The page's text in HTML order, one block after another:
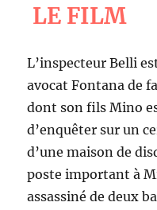
LE FILM
L’inspecteur Belli
avocat Fontana de
dont son fils Mino
d’enquêter sur un
d’une maison de
poste important à
assassiné de deux